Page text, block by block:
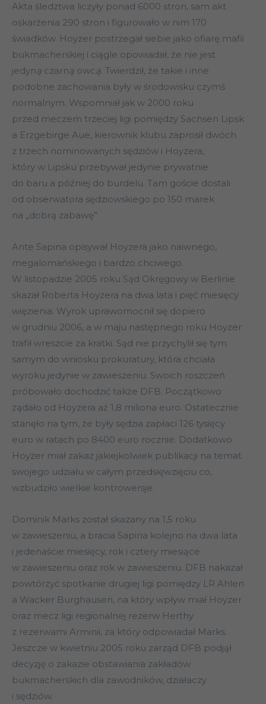
Akta śledztwa liczyły ponad 6000 stron, sam akt
oskarżenia 290 stron i figurowało w nim 170
świadków. Hoyzer postrzegał siebie jako ofiarę mafii
bukmacherskiej i ciągle opowiadał, że nie jest
jedyną czarną owcą. Twierdził, że takie i inne
podobne zachowania były w środowisku czymś
normalnym. Wspomniał jak w 2000 roku
przed meczem trzeciej ligi pomiędzy Sachsen Lipsk
a Erzgebirge Aue, kierownik klubu zaprosił dwóch
z trzech nominowanych sędziów i Hoyzera,
który w Lipsku przebywał jedynie prywatnie
do baru a później do burdelu. Tam goście dostali
od obserwatora sędziowskiego po 150 marek
na „dobrą zabawę”.
Ante Sapina opisywał Hoyzera jako naiwnego,
megalomańskiego i bardzo chciwego.
W listopadzie 2005 roku Sąd Okręgowy w Berlinie
skazał Roberta Hoyzera na dwa lata i pięć miesięcy
więzienia. Wyrok uprawomocnił się dopiero
w grudniu 2006, a w maju następnego roku Hoyzer
trafił wreszcie za kratki. Sąd nie przychylił się tym
samym do wniosku prokuratury, która chciała
wyroku jedynie w zawieszeniu. Swoich roszczeń
próbowało dochodzić także DFB. Początkowo
żądało od Hoyzera aż 1,8 miliona euro. Ostatecznie
stanęło na tym, że były sędzia zapłaci 126 tysięcy
euro w ratach po 8400 euro rocznie. Dodatkowo
Hoyzer miał zakaz jakiejkolwiek publikacji na temat
swojego udziału w całym przedsięwzięciu co,
wzbudziło wielkie kontrowersje.
Dominik Marks został skazany na 1,5 roku
w zawieszeniu, a bracia Sapina kolejno na dwa lata
i jedenaście miesięcy, rok i cztery miesiące
w zawieszeniu oraz rok w zawieszeniu. DFB nakazał
powtórzyć spotkanie drugiej ligi pomiędzy LR Ahlen
a Wacker Burghausen, na który wpływ miał Hoyzer
oraz mecz ligi regionalnej rezerw Herthy
z rezerwami Arminii, za który odpowiadał Marks.
Jeszcze w kwietniu 2005 roku zarząd DFB podjął
decyzję o zakazie obstawiania zakładów
bukmacherskich dla zawodników, działaczy
i sędziów.